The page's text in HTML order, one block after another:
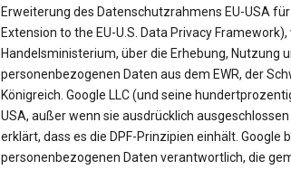
Erweiterung des Datenschutzrahmens EU-USA
Extension to the EU-U.S. Data Privacy
Handelsministerium, über die Erhebung, Nutzung
personenbezogenen Daten aus dem EWR, der
Königreich. Google LLC (und seine
USA, außer wenn sie ausdrücklich
erklärt, dass es die DPF-Prinzipien einhält. Google
personenbezogenen Daten verantwortlich, die